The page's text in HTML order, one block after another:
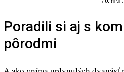
Poradili si aj s
pôrodmi